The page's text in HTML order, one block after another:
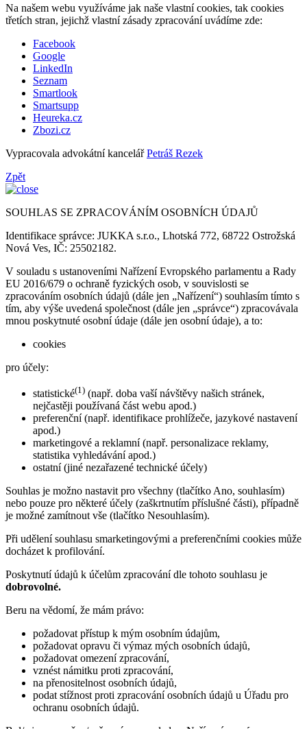
Na našem webu využíváme jak naše vlastní cookies, tak cookies
třetích stran, jejichž vlastní zásady zpracování uvádíme zde:
Facebook
Google
LinkedIn
Seznam
Smartlook
Smartsupp
Heureka.cz
Zbozi.cz
Vypracovala advokátní kancelářPetráš Rezek
Zpět
SOUHLAS SE ZPRACOVÁNÍM OSOBNÍCH ÚDAJŮ
Identifikace správce: JUKKA s.r.o., Lhotská 772, 68722 Ostrožská
Nová Ves, IČ: 25502182.
V souladu s ustanoveními Nařízení Evropského parlamentu a Rady
EU 2016/679 o ochraně fyzických osob, v souvislosti se
zpracováním osobních údajů (dále jen „Nařízení“) souhlasím tímto s
tím, aby výše uvedená společnost (dále jen „správce“) zpracovávala
mnou poskytnuté osobní údaje (dále jen osobní údaje), a to:
cookies
pro účely:
statistické(1) (např. doba vaší návštěvy našich stránek,
nejčastěji používaná část webu apod.)
preferenční (např. identifikace prohlížeče, jazykové nastavení
apod.)
marketingové a reklamní (např. personalizace reklamy,
statistika vyhledávání apod.)
ostatní (jiné nezařazené technické účely)
Souhlas je možno nastavit pro všechny (tlačítko Ano, souhlasím)
nebo pouze pro některé účely (zaškrtnutím příslušné části), případně
je možné zamítnout vše (tlačítko Nesouhlasím).
Při udělení souhlasu smarketingovými a preferenčními cookies může
docházet k profilování.
Poskytnutí údajů k účelům zpracování dle tohoto souhlasu je
dobrovolné.
Beru na vědomí, že mám právo:
požadovat přístup k mým osobním údajům,
požadovat opravu či výmaz mých osobních údajů,
požadovat omezení zpracování,
vznést námitku proti zpracování,
na přenositelnost osobních údajů,
podat stížnost proti zpracování osobních údajů u Úřadu pro
ochranu osobních údajů.